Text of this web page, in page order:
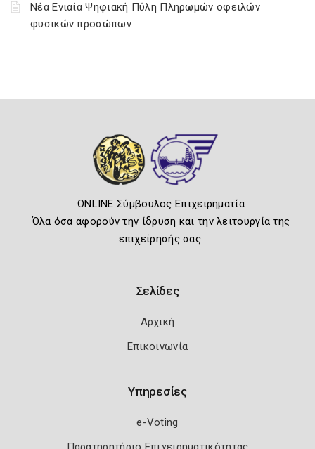
Νέα Ενιαία Ψηφιακή Πύλη Πληρωμών οφειλών
φυσικών προσώπων
ONLINE Σύμβουλος Επιχειρηματία
Όλα όσα αφορούν την ίδρυση και την λειτουργία της
επιχείρησής σας.
Σελίδες
Αρχική
Επικοινωνία
Υπηρεσίες
e-Voting